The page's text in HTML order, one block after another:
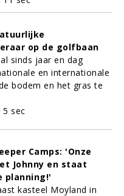
op de golfbaan
sinds jaar en dag
en internationale
bodem en het gras te
5 sec
Camps: 'Onze
Johnny en staat
planning!'
kasteel Moyland in